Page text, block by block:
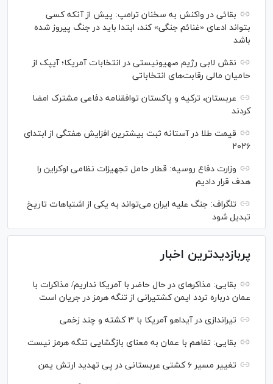
بقائی در واکنش به سخنان ترامپ: پیش از آنکه کسی
بتواند ادعای «غنائم جنگی» کند، ابتدا باید در جنگ پیروز شده
باشد
نقش لابی رژیم صهیونیستی در انتخابات آمریکا؛ آیپک از
حامیان مالی رقابت‌های انتخاباتی
عربستان، ترکیه و پاکستان توافقنامه دفاعی مشترک امضا
کردند
قیمت طلا در آستانه ثبت بیشترین افزایش هفتگی از ابتدای
۲۰۲۶
وزارت دفاع روسیه: قطار حامل تجهیزات نظامی اوکراین را
هدف قرار دادیم
تلگراف: جنگ علیه ایران می‌تواند به یکی از اشتباهات تاریخ
تبدیل شود
پربازدیدترین اخبار
بقایی: مذاکره‎ای در حال حاضر با آمریکا نداریم/ مذاکرات با
عمان درباره تردد ایمن کشتیرانی از تنگه هرمز در جریان است
تیراندازی در آیداهو آمریکا با ۳ کشته و چند زخمی
بقایی: تفاهم با عمان به معنای بازگشایی تنگه هرمز نیست
تغییر مسیر ۶ کشتی عربستانی در پی تهدید ارتش یمن